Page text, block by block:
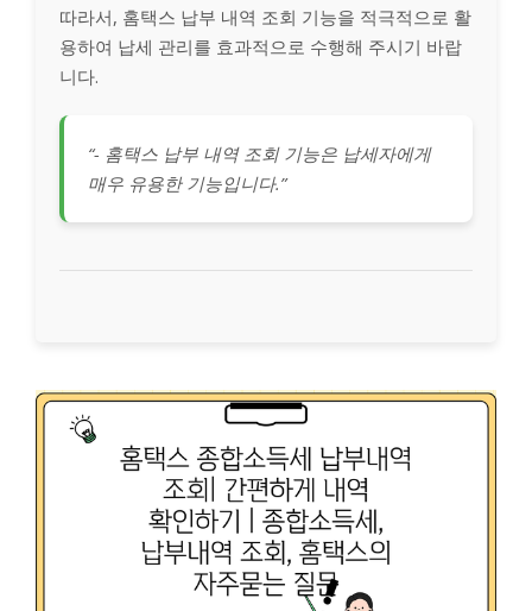
따라서, 홈택스 납부 내역 조회 기능을 적극적으로 활
용하여 납세 관리를 효과적으로 수행해 주시기 바랍
니다.
“- 홈택스 납부 내역 조회 기능은 납세자에게
매우 유용한 기능입니다.”